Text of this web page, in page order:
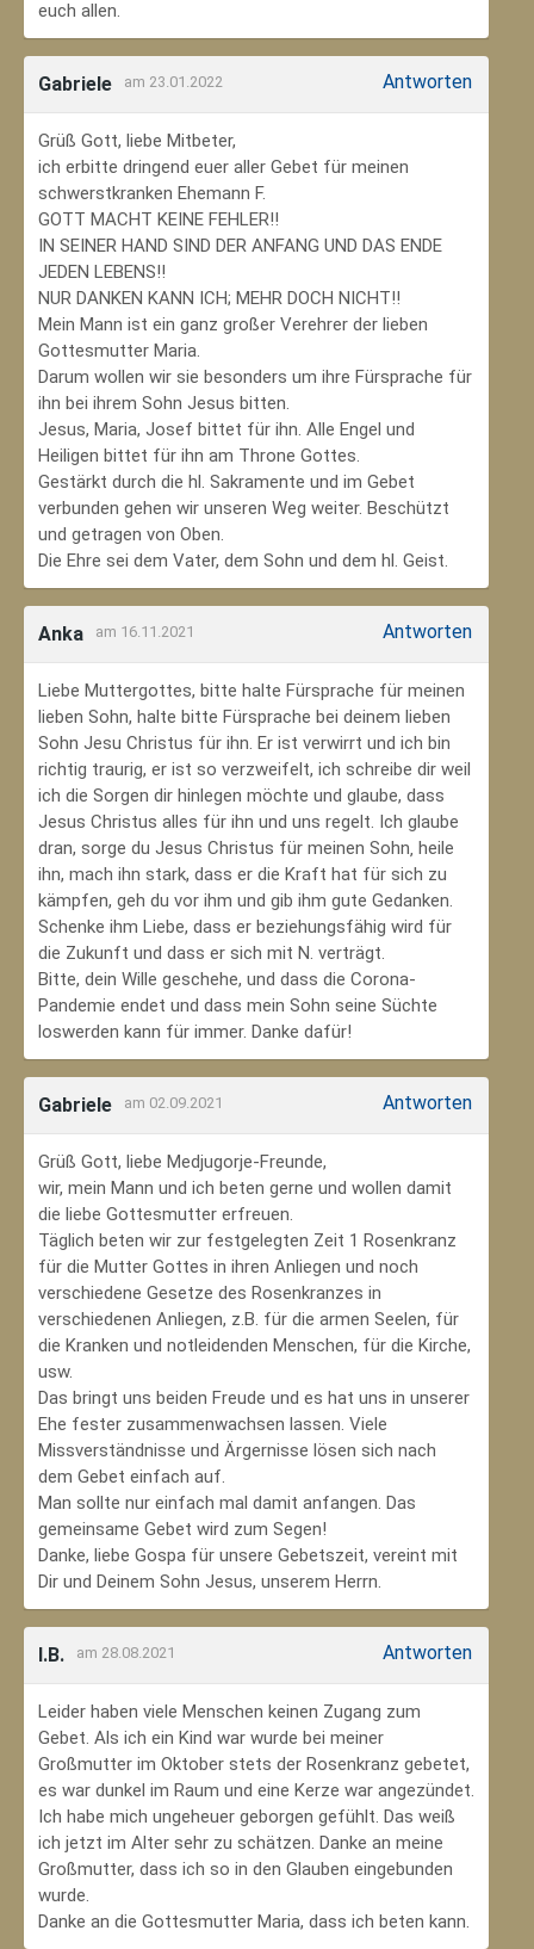
euch allen.
Gabriele am 23.01.2022 Antworten
Grüß Gott, liebe Mitbeter,
ich erbitte dringend euer aller Gebet für meinen
schwerstkranken Ehemann F.
GOTT MACHT KEINE FEHLER!!
IN SEINER HAND SIND DER ANFANG UND DAS ENDE
JEDEN LEBENS!!
NUR DANKEN KANN ICH; MEHR DOCH NICHT!!
Mein Mann ist ein ganz großer Verehrer der lieben
Gottesmutter Maria.
Darum wollen wir sie besonders um ihre Fürsprache für
ihn bei ihrem Sohn Jesus bitten.
Jesus, Maria, Josef bittet für ihn. Alle Engel und
Heiligen bittet für ihn am Throne Gottes.
Gestärkt durch die hl. Sakramente und im Gebet
verbunden gehen wir unseren Weg weiter. Beschützt
und getragen von Oben.
Die Ehre sei dem Vater, dem Sohn und dem hl. Geist.
Anka am 16.11.2021 Antworten
Liebe Muttergottes, bitte halte Fürsprache für meinen
lieben Sohn, halte bitte Fürsprache bei deinem lieben
Sohn Jesu Christus für ihn. Er ist verwirrt und ich bin
richtig traurig, er ist so verzweifelt, ich schreibe dir weil
ich die Sorgen dir hinlegen möchte und glaube, dass
Jesus Christus alles für ihn und uns regelt. Ich glaube
dran, sorge du Jesus Christus für meinen Sohn‚ heile
ihn, mach ihn stark, dass er die Kraft hat für sich zu
kämpfen, geh du vor ihm und gib ihm gute Gedanken.
Schenke ihm Liebe, dass er beziehungsfähig wird für
die Zukunft und dass er sich mit N. verträgt.
Bitte, dein Wille geschehe, und dass die Corona-
Pandemie endet und dass mein Sohn seine Süchte
loswerden kann für immer. Danke dafür!
Gabriele am 02.09.2021 Antworten
Grüß Gott, liebe Medjugorje-Freunde,
wir, mein Mann und ich beten gerne und wollen damit
die liebe Gottesmutter erfreuen.
Täglich beten wir zur festgelegten Zeit 1 Rosenkranz
für die Mutter Gottes in ihren Anliegen und noch
verschiedene Gesetze des Rosenkranzes in
verschiedenen Anliegen, z.B. für die armen Seelen, für
die Kranken und notleidenden Menschen, für die Kirche,
usw.
Das bringt uns beiden Freude und es hat uns in unserer
Ehe fester zusammenwachsen lassen. Viele
Missverständnisse und Ärgernisse lösen sich nach
dem Gebet einfach auf.
Man sollte nur einfach mal damit anfangen. Das
gemeinsame Gebet wird zum Segen!
Danke, liebe Gospa für unsere Gebetszeit, vereint mit
Dir und Deinem Sohn Jesus, unserem Herrn.
I.B. am 28.08.2021 Antworten
Leider haben viele Menschen keinen Zugang zum
Gebet. Als ich ein Kind war wurde bei meiner
Großmutter im Oktober stets der Rosenkranz gebetet,
es war dunkel im Raum und eine Kerze war angezündet.
Ich habe mich ungeheuer geborgen gefühlt. Das weiß
ich jetzt im Alter sehr zu schätzen. Danke an meine
Großmutter, dass ich so in den Glauben eingebunden
wurde.
Danke an die Gottesmutter Maria, dass ich beten kann.